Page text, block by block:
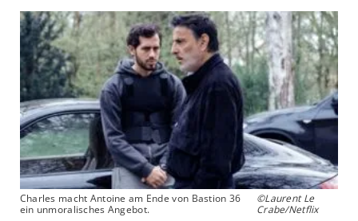
Charles macht Antoine am Ende von Bastion 36
ein unmoralisches Angebot.
©Laurent Le
Crabe/Netflix